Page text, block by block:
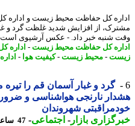
کل حفاظت محیط زیست و اداره کل
از افزایش شدید غلظت گرد و غبار
شنبه خبر داد. - عکس آرشیوی است. به
کل حفاظت محیط زیست-اداره کل
-محیط زیست-کیفیت هوا-اداره
گرد و غبار آسمان قم را تیره می
نارنجی هواشناسی و ضرورت
شهروندان
بازار- اجتماعی-
47 ساعت